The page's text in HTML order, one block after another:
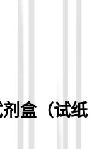
盒（试纸